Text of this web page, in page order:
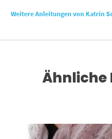
Weitere Anleitungen von Katrin
Ähnliche
Dieses